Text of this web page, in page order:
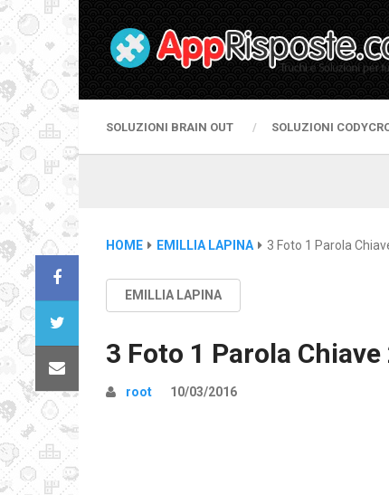
SOLUZIONI BRAIN OUT SOLUZIONI
HOME EMILLIA LAPINA 3 Foto 1 Parola
EMILLIA LAPINA
3 Foto 1 Parola
root 10/03/2016